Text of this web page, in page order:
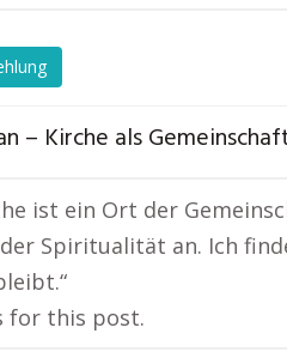
– Kirche als
ist ein Ort der
Spiritualität an. Ich
for this post.